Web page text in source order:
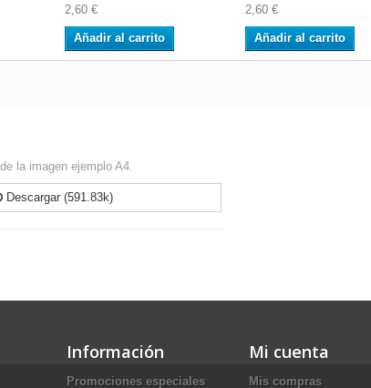
2,60 €
Añadir al carrito
2,60 €
Añadir al carrito
la imagen ejemplo A4.
Descargar (591.83k)
Información
Promociones especiales
Mi cuenta
Mis compras